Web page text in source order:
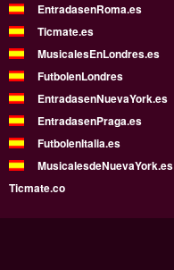
EntradasenRoma.es
Ticmate.es
MusicalesEnLondres.es
FutbolenLondres
EntradasenNuevaYork.es
EntradasenPraga.es
FutbolenItalia.es
MusicalesdeNuevaYork.es
Ticmate.co